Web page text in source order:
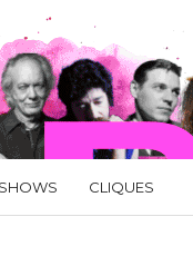
SHOWS CLIQUES